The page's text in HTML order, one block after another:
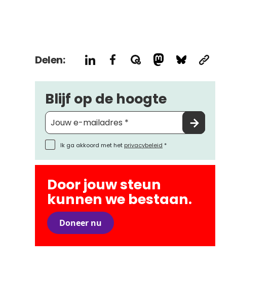
Delen:
Blijf op de hoogte
Ik ga akkoord met het privacybeleid *
Door jouw steun
kunnen we bestaan.
Doneer nu